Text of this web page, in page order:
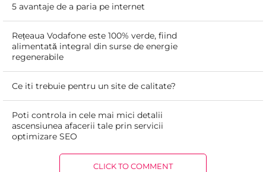
5 avantaje de a paria pe internet
Rețeaua Vodafone este 100% verde, fiind
alimentată integral din surse de energie
regenerabile
Ce iti trebuie pentru un site de calitate?
Poti controla in cele mai mici detalii
ascensiunea afacerii tale prin servicii
optimizare SEO
CLICK TO COMMENT